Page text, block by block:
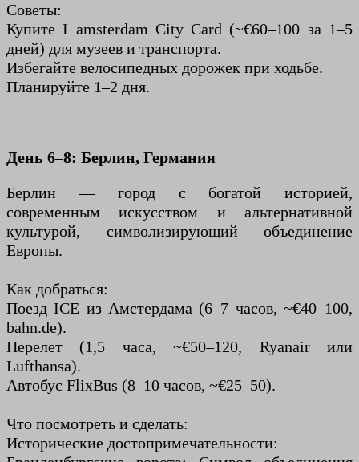
Советы:
Купите I amsterdam City Card (~€60–100 за 1–5
дней) для музеев и транспорта.
Избегайте велосипедных дорожек при ходьбе.
Планируйте 1–2 дня.
День 6–8: Берлин, Германия
Берлин — город с богатой историей,
современным искусством и альтернативной
культурой, символизирующий объединение
Европы.
Как добраться:
Поезд ICE из Амстердама (6–7 часов, ~€40–100,
bahn.de).
Перелет (1,5 часа, ~€50–120, Ryanair или
Lufthansa).
Автобус FlixBus (8–10 часов, ~€25–50).
Что посмотреть и сделать:
Исторические достопримечательности: